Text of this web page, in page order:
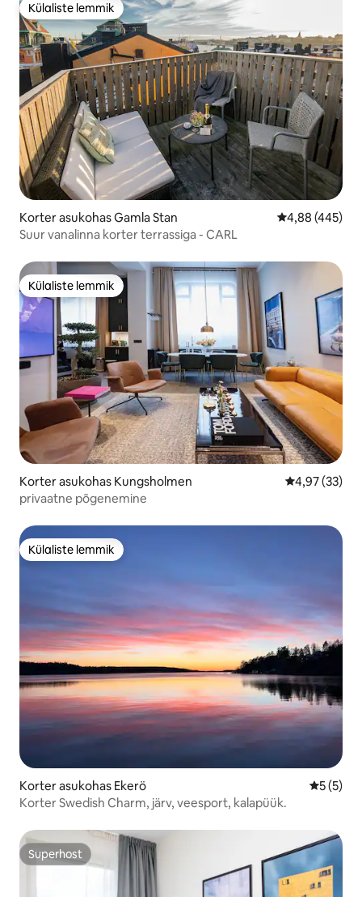
Külaliste lemmik
Külaliste lemmik
Korter asukohas Gamla Stan Keskmine
4,88 (445)
Suur vanalinna korter terrassiga - CARL
Külaliste lemmik
Külaliste lemmik
Korter asukohas Kungsholmen Keskmine
4,97 (33)
privaatne põgenemine
Külaliste lemmik
Külaliste lemmik
Korter asukohas Ekerö
5 (5)
Korter Swedish Charm, järv, veesport, kalapüük.
Superhost
Superhost